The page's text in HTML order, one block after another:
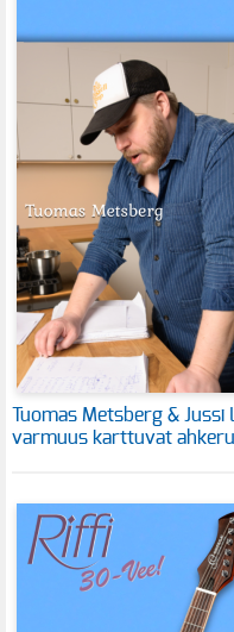
Tuomas Metsberg &
varmuus karttuvat